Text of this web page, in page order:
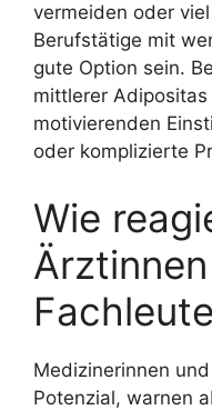
vermeiden oder
Berufstätige mit
gute Option sein.
mittlerer
motivierenden
oder komplizierte
Wie
Medizinerinnen
Potenzial, warnen